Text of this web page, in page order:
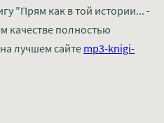
"Прям как в той истории... -
качестве полностью
лучшем сайте mp3-knigi-